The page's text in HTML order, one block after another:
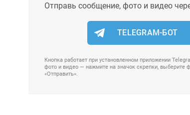
Отправь сообщение, фото и видео
TELEGRAM-БОТ
Кнопка работает при установленном приложении
фото и видео — нажмите на значок скрепки, выберите
«Отправить».